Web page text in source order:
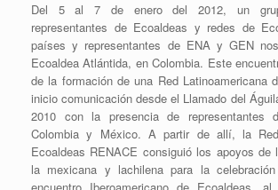
Del 5 al 7 de enero del 2012, un
representantes de Ecoaldeas y redes de
países y representantes de ENA y GEN
Ecoaldea Atlántida, en Colombia. Este
de la formación de una Red Latinoamericana
inicio comunicación desde el Llamado del
2010 con la presencia de representantes
Colombia y México. A partir de allí, la
Ecoaldeas RENACE consiguió los apoyos de
la mexicana y lachilena para la